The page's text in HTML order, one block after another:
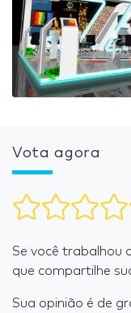
Vota agora
Se você trabalhou
que compartilhe
Sua opinião é de